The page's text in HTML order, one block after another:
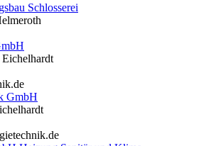
Schlosserei
GmbH